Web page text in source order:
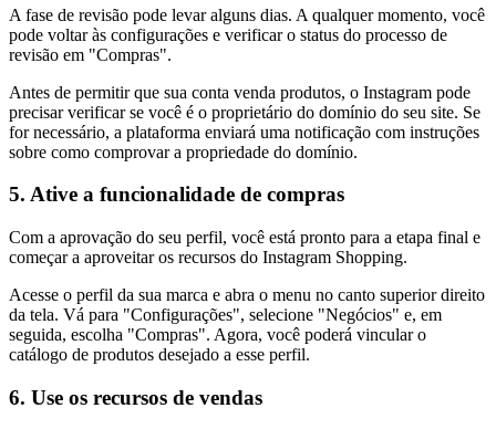
A fase de revisão pode levar alguns dias. A qualquer momento, você
pode voltar às configurações e verificar o status do processo de
revisão em "Compras".
Antes de permitir que sua conta venda produtos, o Instagram pode
precisar verificar se você é o proprietário do domínio do seu site. Se
for necessário, a plataforma enviará uma notificação com instruções
sobre como comprovar a propriedade do domínio.
5. Ative a funcionalidade de compras
Com a aprovação do seu perfil, você está pronto para a etapa final e
começar a aproveitar os recursos do Instagram Shopping.
Acesse o perfil da sua marca e abra o menu no canto superior direito
da tela. Vá para "Configurações", selecione "Negócios" e, em
seguida, escolha "Compras". Agora, você poderá vincular o
catálogo de produtos desejado a esse perfil.
6. Use os recursos de vendas